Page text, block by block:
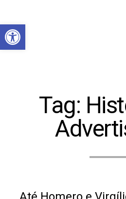
Abrir a barra de
Tag: